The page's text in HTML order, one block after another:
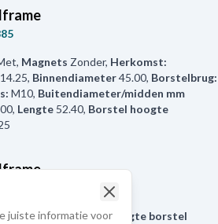
, Magnets Zonder, Herkomst:
14.25, Binnendiameter45.00, Borstelbrug:
M10, Buitendiameter/midden mm
, Lengte 52.40, Borstel hoogte
,MagnetsZonder,Lengte borstel
juiste informatie voor Close